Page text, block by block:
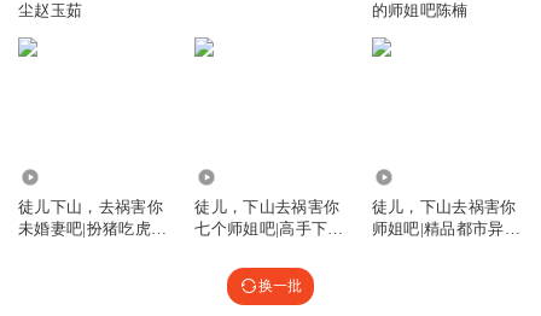
尘赵玉茹
的师姐吧陈楠
徒儿下山，去祸害你
未婚妻吧|扮猪吃虎|
徒儿，下山去祸害你
七个师姐吧|高手下
徒儿，下山去祸害你
师姐吧|精品都市异能
换一批